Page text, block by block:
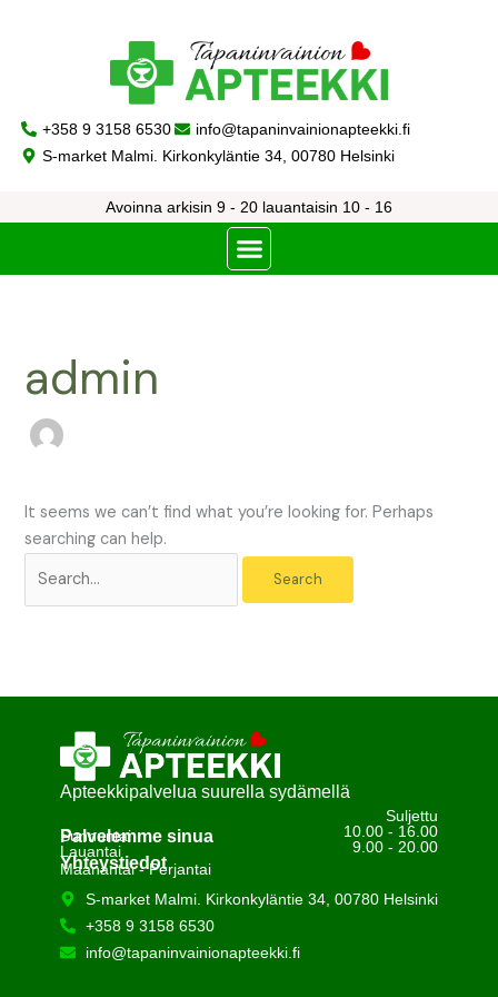
+358 9 3158 6530
info@tapaninvainionapteekki.fi
S-market Malmi. Kirkonkyläntie 34, 00780 Helsinki
Avoinna arkisin 9 - 20 lauantaisin 10 - 16
admin
It seems we can’t find what you’re looking for. Perhaps
searching can help.
Apteekkipalvelua suurella sydämellä
Palvelemme sinua
Maanantai - Perjantai
9.00 - 20.00
Lauantai
10.00 - 16.00
Sunnuntai
Suljettu
Yhteystiedot
S-market Malmi. Kirkonkyläntie 34, 00780 Helsinki
+358 9 3158 6530
info@tapaninvainionapteekki.fi